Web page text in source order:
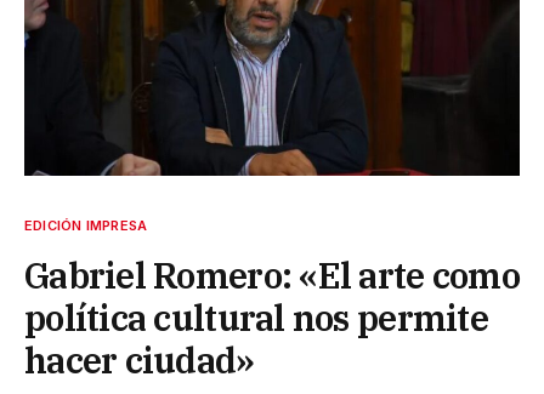
EDICIÓN IMPRESA
Gabriel Romero: «El arte como
política cultural nos permite
hacer ciudad»